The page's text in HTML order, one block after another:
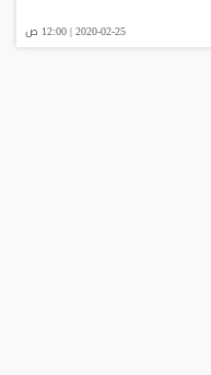
2020-02-25 | 12:00 ص